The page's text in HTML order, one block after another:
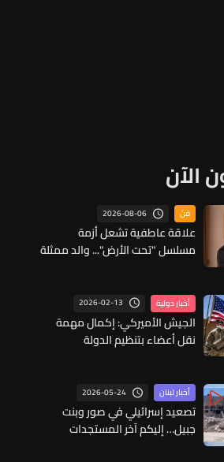
الآن
فنّ 2026-08-06
علاقة عاطفية تشعل أزمة
مسلسل "تحت الأرض"... والد ممثلة
أخبار دولية 2026-02-13
الجيش الأميركي: إكمال مهمة
نقل أعضاء بتنظيم الدولة
أخبار لبنان 2026-05-24
تصعيد إسرائيلي في صور وبنت
جبيل… إليكم آخر المستجدات